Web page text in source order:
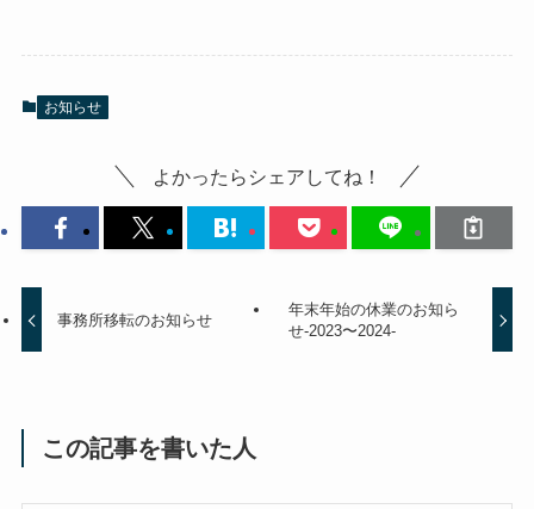
お知らせ
よかったらシェアしてね！
事務所移転のお知らせ
年末年始の休業のお知ら
せ-2023〜2024-
この記事を書いた人